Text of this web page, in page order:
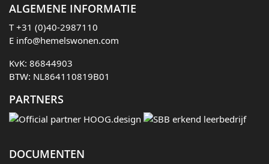
ALGEMENE INFORMATIE
T+31 (0)40-2987110
E info@hemelswonen.com
KvK: 86844903
BTW: NL864110819B01
PARTNERS
DOCUMENTEN